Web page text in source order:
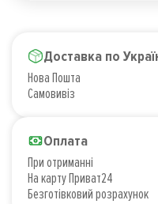
Доставка по
Нова Пошта
Самовивіз
Оплата
При отриманні
На карту Приват24
Безготівковий розрахунок